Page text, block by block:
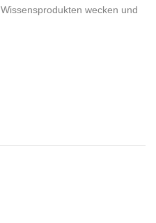
wecken und